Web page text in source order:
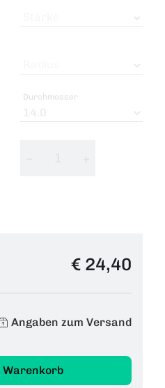
Durchmesser
€ 24,40
Angaben zum Versand
Warenkorb